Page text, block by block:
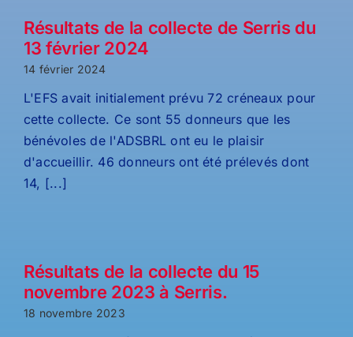
Résultats de la collecte de Serris du
13 février 2024
14 février 2024
L'EFS avait initialement prévu 72 créneaux pour
cette collecte. Ce sont 55 donneurs que les
bénévoles de l'ADSBRL ont eu le plaisir
d'accueillir. 46 donneurs ont été prélevés dont
14, [...]
Résultats de la collecte du 15
novembre 2023 à Serris.
18 novembre 2023